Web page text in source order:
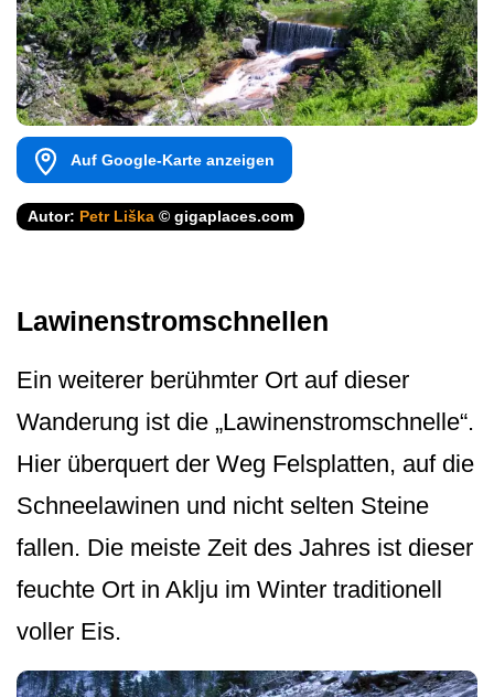
Auf Google-Karte anzeigen
Autor: Petr Liška © gigaplaces.com
Lawinenstromschnellen
Ein weiterer berühmter Ort auf dieser
Wanderung ist die „Lawinenstrom­schnelle“.
Hier überquert der Weg Felsplatten, auf die
Schneelawinen und nicht selten Steine
fallen. Die meiste Zeit des Jahres ist dieser
feuchte Ort in Aklju im Winter traditionell
voller Eis.